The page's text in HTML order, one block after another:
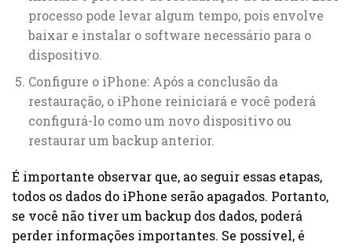
processo pode levar algum tempo, pois envolve
baixar e instalar o software necessário para o
dispositivo.
Configure o iPhone: Após a conclusão da
restauração, o iPhone reiniciará e você poderá
configurá-lo como um novo dispositivo ou
restaurar um backup anterior.
É importante observar que, ao seguir essas etapas,
todos os dados do iPhone serão apagados. Portanto,
se você não tiver um backup dos dados, poderá
perder informações importantes. Se possível, é